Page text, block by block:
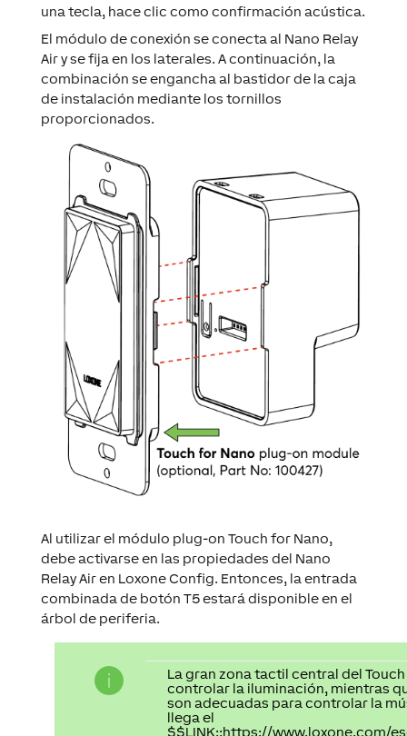
una tecla, hace clic como confirmación acústica.
El módulo de conexión se conecta al Nano Relay
Air y se fija en los laterales. A continuación, la
combinación se engancha al bastidor de la caja
de instalación mediante los tornillos
proporcionados.
Al utilizar el módulo plug-on Touch for Nano,
debe activarse en las propiedades del Nano
Relay Air en Loxone Config. Entonces, la entrada
combinada de botón T5 estará disponible en el
árbol de periferia.
La gran zona tactil central del
controlar la iluminación, mientras
son adecuadas para controlar la
llega el
$$LINK::https://www.loxone.com/